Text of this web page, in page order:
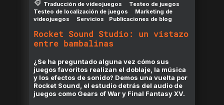
Traducción de videojuegos
Testeo de juegos
Testeo de localización de juegos
Marketing de
videojuegos
Servicios Publicaciones de blog
Rocket Sound Studio: un vistazo
entre bambalinas
¿Se ha preguntado alguna vez cómo sus
juegos favoritos realizan el doblaje, la música
y los efectos de sonido? Demos una vuelta por
Rocket Sound, el estudio detrás del audio de
juegos como Gears of War y Final Fantasy XV.